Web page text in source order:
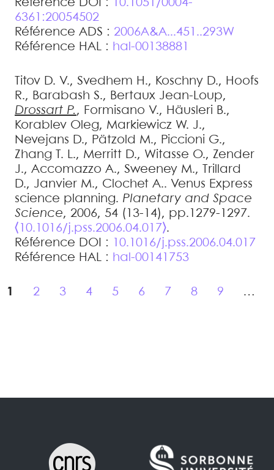
Référence DOI :
10.1051/0004-
6361:20054502
Référence ADS : 2006A&A...451..293W
Référence HAL : hal-00138881
Titov D. V., Svedhem H., Koschny D., Hoofs
R., Barabash S., Bertaux Jean-Loup,
Drossart P., Formisano V., Häusleri B.,
Korablev Oleg, Markiewicz W. J.,
Nevejans D., Pätzold M., Piccioni G.,
Zhang
T. L., Merritt D., Witasse O., Zender
J., Accomazzo A., Sweeney M.,
Trillard
D., Janvier M., Clochet A.. Venus Express
science planning. Planetary and Space
Science, 2006, 54 (13-14), pp.1279-1297.
⟨10.1016/j.pss.2006.04.017⟩.
Référence DOI :
10.1016/j.pss.2006.04.017
Référence HAL : hal-00141753
1 2 3 4 5 6 7 8 9 …